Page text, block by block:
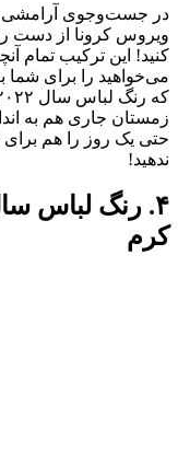
در جست‌وجوی آرامشی
ویروس کرونا از دست
کنید! این ترکیب تمام
می‌خواهید را برای
زمستان جاری هم به
حتی یک روز را هم برای
ندهید!
کرم